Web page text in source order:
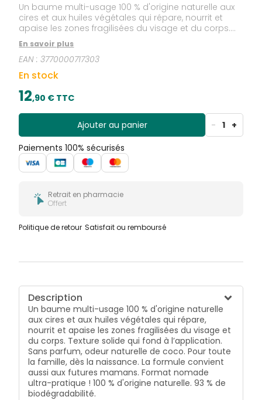
Un baume multi-usage 100 % d'origine naturelle aux
cires et aux huiles végétales qui répare, nourrit et
apaise les zones fragilisées du visage et du corps.
Texture solide qui fond à l’application. Sans parfum,
odeur naturelle de coco. Pour toute la famille, dès la
naissance. La formule convient aussi aux futures
mamans. Format nomade ultra-pratique ! 100 %
d'origine naturelle. 93 % de biodégradabilité.
En savoir plus
EAN :3770000717303
En stock
12,90 € TTC
Ajouter au panier - 1 +
Paiements 100% sécurisés
Retrait en pharmacie
Offert
Politique de retour Satisfait ou remboursé
Description
Un baume multi-usage 100 % d'origine naturelle
aux cires et aux huiles végétales qui répare,
nourrit et apaise les zones fragilisées du visage et
du corps. Texture solide qui fond à l’application.
Sans parfum, odeur naturelle de coco. Pour toute
la famille, dès la naissance. La formule convient
aussi aux futures mamans. Format nomade
ultra-pratique ! 100 % d'origine naturelle. 93 % de
biodégradabilité.